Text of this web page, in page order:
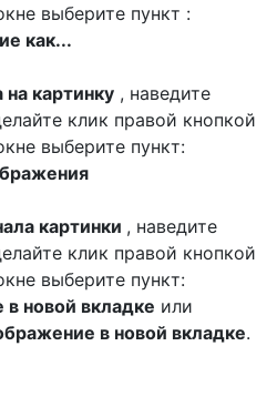
выберите пункт :
как...
картинку , наведите
клик правой кнопкой
выберите пункт:
картинки , наведите
клик правой кнопкой
выберите пункт:
новой вкладке или
в новой вкладке.